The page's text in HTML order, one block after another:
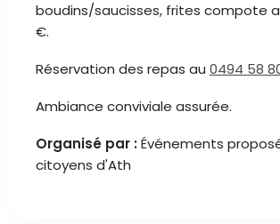
boudins/saucisses, frites compote
€.
Réservation des repas au 0494 58
Ambiance conviviale assurée.
Organisé par :Événements
citoyens d'Ath